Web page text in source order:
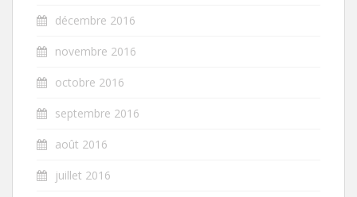
décembre 2016
novembre 2016
octobre 2016
septembre 2016
août 2016
juillet 2016